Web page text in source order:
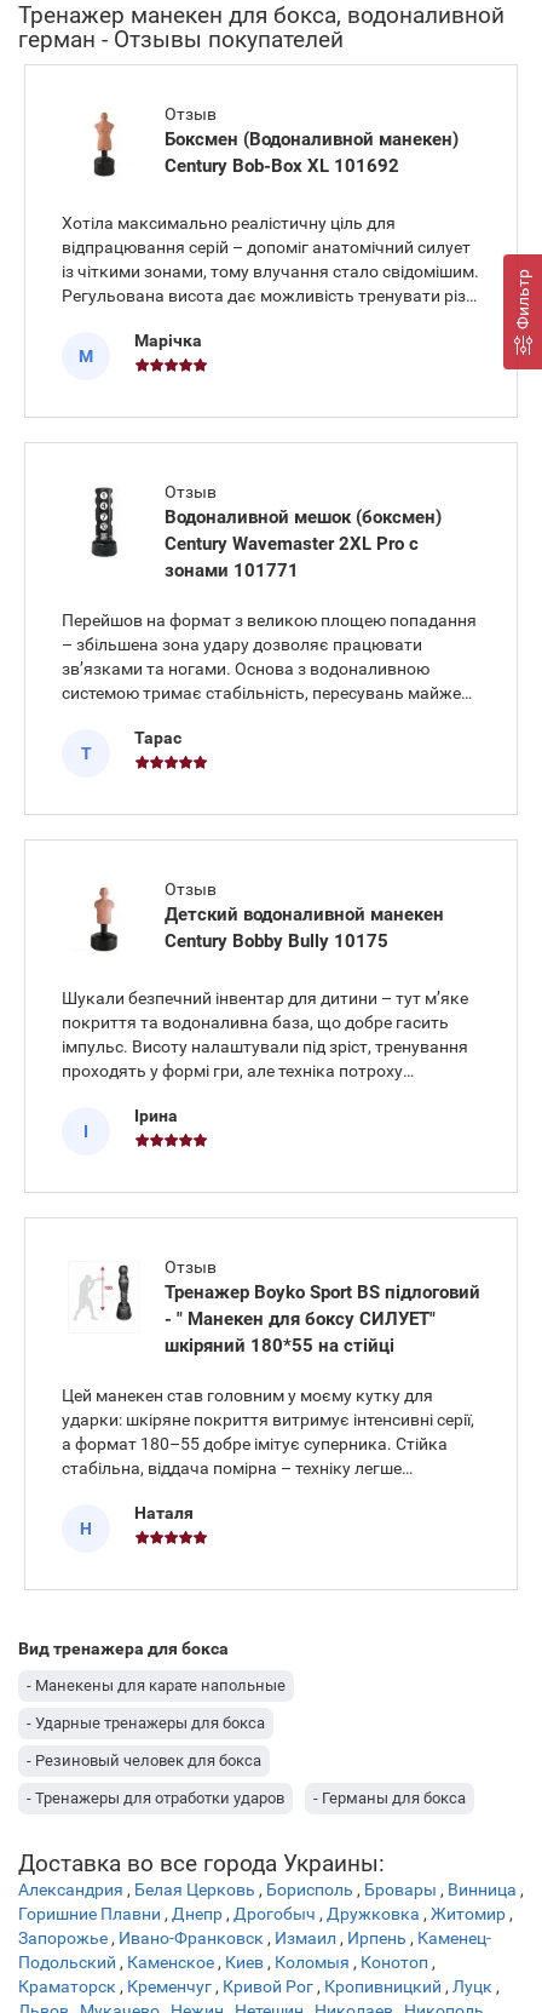
Фильтр
Тренажер манекен для бокса, водоналивной
герман - Отзывы покупателей
Отзыв
Боксмен (Водоналивной манекен)
Century Bob-Box XL 101692
Хотіла максимально реалістичну ціль для
відпрацювання серій – допоміг анатомічний силует
із чіткими зонами, тому влучання стало свідомішим.
Регульована висота дає можливість тренувати різні
водоналивна, стійка, квартира не гуде, сусіди не
нервують. Матеріал
М
Марічка
Отзыв
Водоналивной мешок (боксмен)
Century Wavemaster 2XL Pro с
зонами 101771
Перейшов на формат з великою площею попадання
– збільшена зона удару дозволяє працювати
зв’язками та ногами. Основа з водоналивною
системою тримає стабільність, пересувань майже
протер – і порядок. Висота налаштовується під
комбінації, коліна та лоу-
Т
Тарас
Отзыв
Детский водоналивной манекен
Century Bobby Bully 10175
Шукали безпечний інвентар для дитини – тут м’яке
покриття та водоналивна база, що добре гасить
імпульс. Висоту налаштували під зріст, тренування
проходять у формі гри, але техніка потроху
приймає м’яко, без «відбивання» рук. Син став
витривалішим, дисципліна
І
Ірина
Отзыв
Тренажер Boyko Sport BS підлоговий
- " Манекен для боксу СИЛУЕТ"
шкіряний 180*55 на стійці
Цей манекен став головним у моєму кутку для
ударки: шкіряне покриття витримує інтенсивні серії,
а формат 180–55 добре імітує суперника. Стійка
стабільна, віддача помірна – техніку легше
рівнів та корпус. Після двох тижнів помітно
підтягнувся таймінг, влучан
Н
Наталя
Вид тренажера для бокса
- Манекены для карате напольные
- Ударные тренажеры для бокса
- Резиновый человек для бокса
- Тренажеры для отработки ударов - Германы для бокса
- Манекены для бокса напольные
Доставка во все города Украины:
Александрия , Белая Церковь , Борисполь , Бровары , Винница ,
Горишние Плавни , Днепр, Дрогобыч , Дружковка , Житомир,
Запорожье, Ивано-Франковск , Измаил , Ирпень , Каменец-
Подольский , Каменское, Киев, Коломыя , Конотоп ,
Краматорск , Кременчуг, Кривой Рог, Кропивницкий , Луцк ,